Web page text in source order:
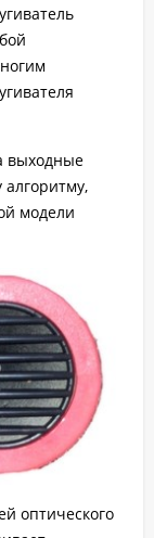
выходные
модели
оптического